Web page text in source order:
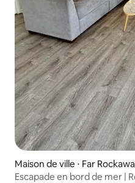
Maison de ville ⋅ Far
Escapade en bord de mer |